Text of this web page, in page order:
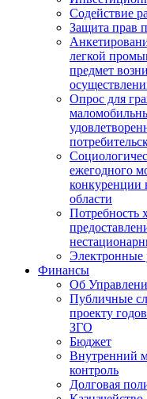
Содействие
Защита прав
легкой
предмет
Опрос для
ежегодного
конкуренции
области
Потребность
Электронные
Финансы
Об
Публичные
проекту
ЗГО
Бюджет
Внутренний
контроль
Долговая